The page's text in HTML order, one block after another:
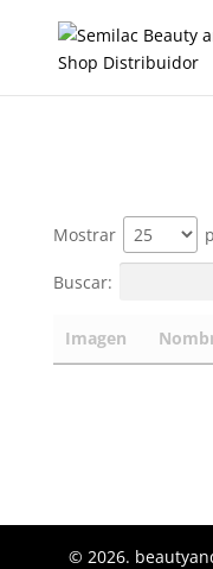
Mostrar
Buscar:
Imagen
© 2026.